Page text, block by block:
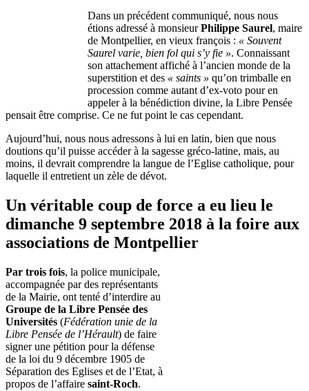
Dans un précédent communiqué, nous nous
étions adressé à monsieurPhilippe Saurel, maire
de Montpellier, en vieux françois : « Souvent
Saurel varie, bien fol qui s’y fie ». Connaissant
son attachement affiché à l’ancien monde de la
superstition et des « saints » qu’on trimballe en
procession comme autant d’ex-voto pour en
appeler à la bénédiction divine, la Libre Pensée
pensait être comprise. Ce ne fut point le cas cependant.
Aujourd’hui, nous nous adressons à lui en latin, bien que nous
doutions qu’il puisse accéder à la sagesse gréco-latine, mais, au
moins, il devrait comprendre la langue de l’Eglise catholique, pour
laquelle il entretient un zèle de dévot.
Un véritable coup de force a eu lieu le
dimanche 9 septembre 2018 à la foire aux
associations de Montpellier
Par trois fois, la police municipale,
accompagnée par des représentants
de la Mairie, ont tenté d’interdire au
Groupe de la Libre Pensée des
Universités (Fédération unie de la
Libre Pensée de l’Hérault) de faire
signer une pétition pour la défense
de la loi du 9 décembre 1905 de
Séparation des Eglises et de l’Etat, à
propos de l’affaire saint-Roch.